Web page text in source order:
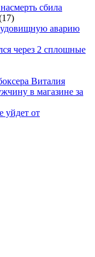
сбила
аварию
через 2 сплошные
Виталия
в магазине за
уйдет от